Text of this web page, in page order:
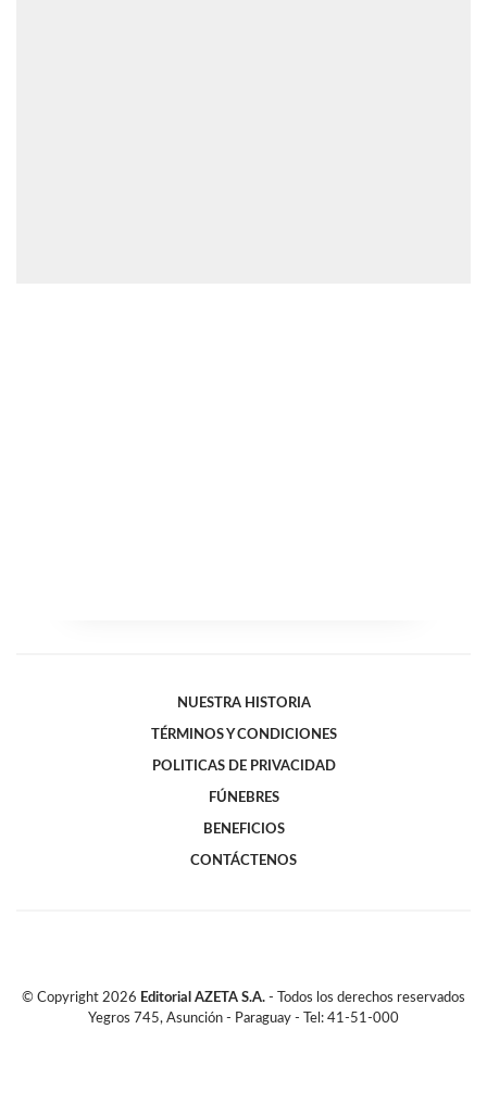
NUESTRA HISTORIA
TÉRMINOS Y CONDICIONES
POLITICAS DE PRIVACIDAD
FÚNEBRES
BENEFICIOS
CONTÁCTENOS
© Copyright 2026 Editorial AZETA S.A. - Todos los derechos reservados
Yegros 745, Asunción - Paraguay - Tel: 41-51-000